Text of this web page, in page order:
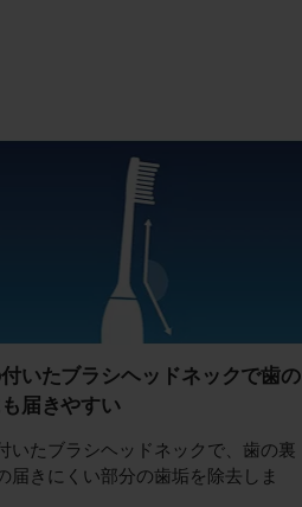
いたブラシヘッドネックで歯の
届きやすい
いたブラシヘッドネックで、歯の裏
届きにくい部分の歯垢を除去しま